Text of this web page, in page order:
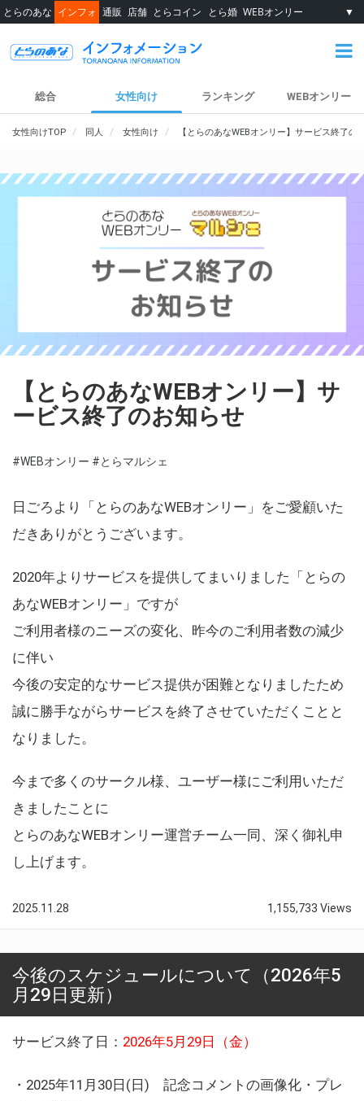
とらのあな インフォ 通販 店舗 とらコイン とら婚 WEBオンリー ▼
総合 女性向け ランキング WEBオンリー
女性向けTOP 同人 女性向け 【とらのあなWEBオンリー】サービス終了の
【とらのあなWEBオンリー】サ
ービス終了のお知らせ
#WEBオンリー #とらマルシェ
日ごろより「とらのあなWEBオンリー」をご愛顧いた
だきありがとうございます。
2020年よりサービスを提供してまいりました「とらの
あなWEBオンリー」ですが
ご利用者様のニーズの変化、昨今のご利用者数の減少
に伴い
今後の安定的なサービス提供が困難となりましたため
誠に勝手ながらサービスを終了させていただくことと
なりました。
今まで多くのサークル様、ユーザー様にご利用いただ
きましたことに
とらのあなWEBオンリー運営チーム一同、深く御礼申
し上げます。
2025.11.28 1,155,733 Views
今後のスケジュールについて（2026年5
月29日更新）
サービス終了日： 2026年5月29日（金）
・2025年11月30日(日) 記念コメントの画像化・プレ